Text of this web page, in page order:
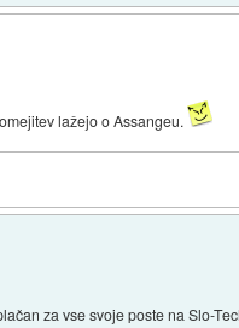
lažejo o Assangeu.
za vse svoje poste na Slo-